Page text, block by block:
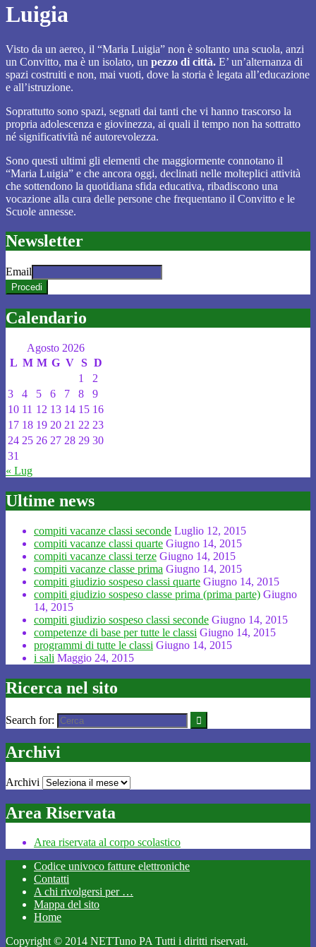
Luigia
Visto da un aereo, il “Maria Luigia” non è soltanto una scuola, anzi
un Convitto, ma è un isolato, un pezzo di città. E’ un’alternanza di
spazi costruiti e non, mai vuoti, dove la storia è legata all’educazione
e all’istruzione.
Soprattutto sono spazi, segnati dai tanti che vi hanno trascorso la
propria adolescenza e giovinezza, ai quali il tempo non ha sottratto
né significatività né autorevolezza.
Sono questi ultimi gli elementi che maggiormente connotano il
“Maria Luigia” e che ancora oggi, declinati nelle molteplici attività
che sottendono la quotidiana sfida educativa, ribadiscono una
vocazione alla cura delle persone che frequentano il Convitto e le
Scuole annesse.
Newsletter
Email
Calendario
Agosto 2026
L M M G V S D
1
2
3
4 5 6 7 8
9
10 11 12 13 14 15 16
17 18 19 20 21 22 23
24 25 26 27 28 29 30
31
« Lug
Ultime news
compiti vacanze classi seconde Luglio 12, 2015
compiti vacanze classi quarte Giugno 14, 2015
compiti vacanze classi terze Giugno 14, 2015
compiti vacanze classe prima Giugno 14, 2015
compiti giudizio sospeso classi quarte Giugno 14, 2015
compiti giudizio sospeso classe prima (prima parte) Giugno
14, 2015
compiti giudizio sospeso classi seconde Giugno 14, 2015
competenze di base per tutte le classi Giugno 14, 2015
programmi di tutte le classi Giugno 14, 2015
i sali Maggio 24, 2015
Ricerca nel sito
Search for:
Archivi
Archivi
Area Riservata
Area riservata al corpo scolastico
Codice univoco fatture elettroniche
Contatti
A chi rivolgersi per …
Mappa del sito
Home
Copyright © 2014 NETTuno PA Tutti i diritti riservati.